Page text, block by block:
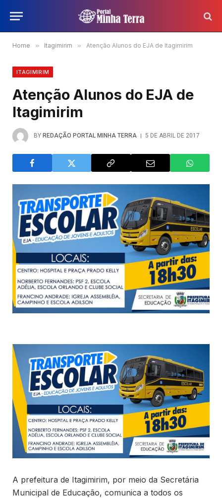
Home » Itagimirim » Atenção Alunos do EJA de Itagimirim
ITAGIMIRIM
Atenção Alunos do EJA de
Itagimirim
BY REDAÇÃO PORTAL MINHA TERRA 5 DE ABRIL DE 2017
A prefeitura de Itagimirim, por meio da Secretária
Municipal de Educação, comunica a todos os